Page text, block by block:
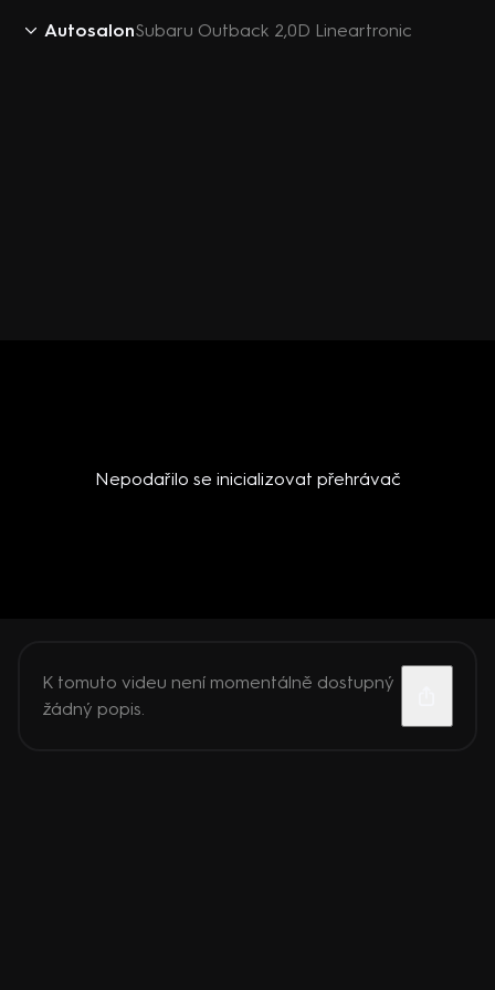
AutosalonSubaru Outback 2,0D Lineartronic
Nepodařilo se inicializovat přehrávač
K tomuto videu není momentálně dostupný
žádný popis.